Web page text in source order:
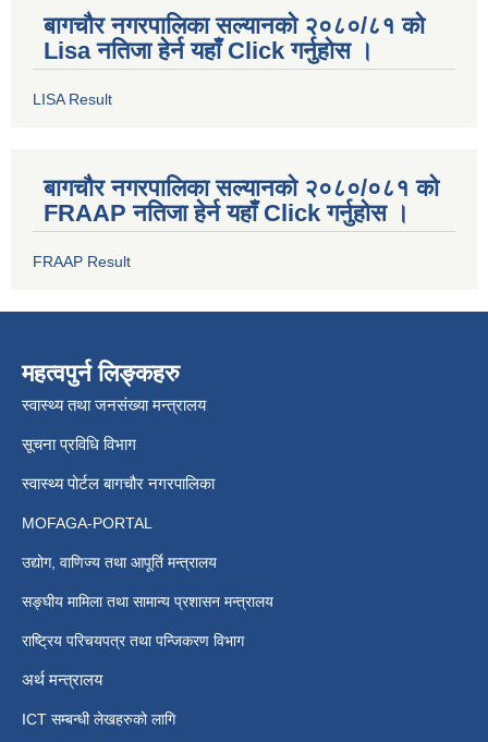
बागचौर नगरपालिका सल्यानको २०८०/८१ को
Lisa नतिजा हेर्न यहाँ Click गर्नुहोस ।
LISA Result
बागचौर नगरपालिका सल्यानको २०८०/०८१ को
FRAAP नतिजा हेर्न यहाँ Click गर्नुहोस ।
FRAAP Result
महत्वपुर्न लिङ्कहरु
स्वास्थ्य तथा जनसंख्या मन्त्रालय
सूचना प्रविधि विभाग
स्वास्थ्य पोर्टल बागचौर नगरपालिका
MOFAGA-PORTAL
उद्योग, वाणिज्य तथा आपूर्ति मन्त्रालय
सङ्घीय मामिला तथा सामान्य प्रशासन मन्त्रालय
राष्ट्रिय परिचयपत्र तथा पन्जिकरण विभाग
अर्थ मन्त्रालय
ICT सम्बन्धी लेखहरुको लागि